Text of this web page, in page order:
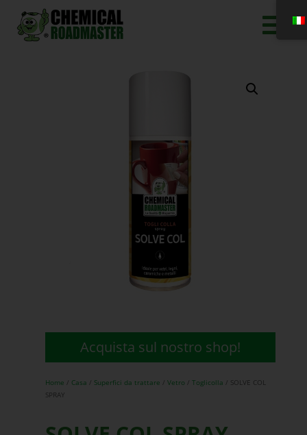
Acquista sul nostro shop!
Home / Casa / Superfici da trattare / Vetro / Toglicolla / SOLVE COL
SPRAY